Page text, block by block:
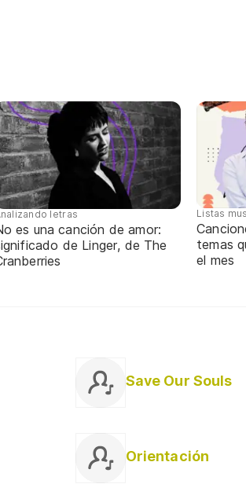
letras
es una canción de amor:
de Linger, de The
Listas
temas
el mes
Save Our Souls
Orientación